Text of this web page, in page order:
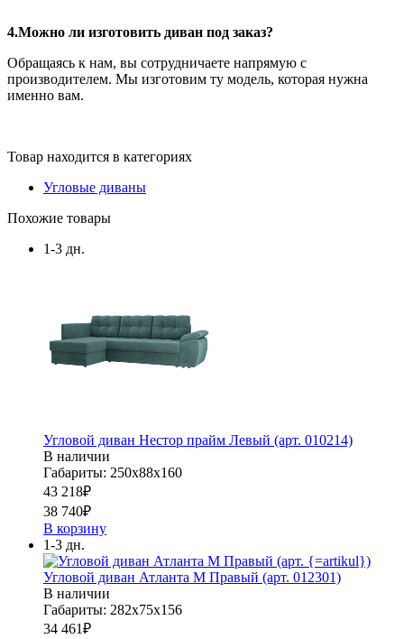
4.Можно ли изготовить диван под заказ?
Обращаясь к нам, вы сотрудничаете напрямую с
производителем. Мы изготовим ту модель, которая нужна
именно вам.
Товар находится в категориях
Угловые диваны
Похожие товары
1-3 дн.
Угловой диван Нестор прайм Левый (арт. 010214)
В наличии
Габариты: 250х88х160
43 218₽
38 740₽
В корзину
1-3 дн.
Угловой диван Атланта М Правый (арт. 012301)
В наличии
Габариты: 282х75х156
34 461₽